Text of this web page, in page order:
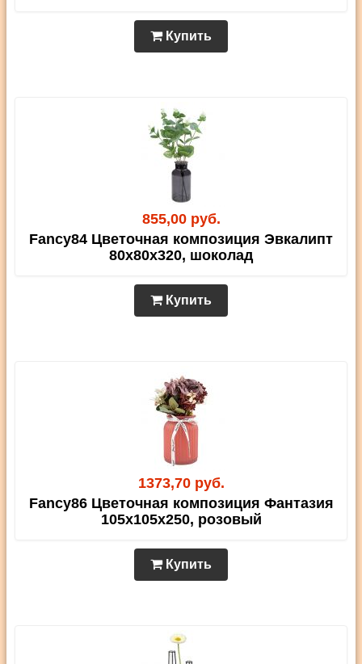
Купить
855,00 руб.
Fancy84 Цветочная композиция Эвкалипт
80х80х320, шоколад
Купить
1373,70 руб.
Fancy86 Цветочная композиция Фантазия
105х105х250, розовый
Купить